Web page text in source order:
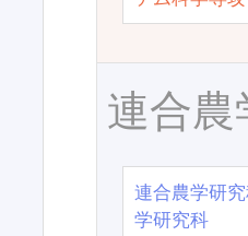
連合農
連合農学研
学研究科